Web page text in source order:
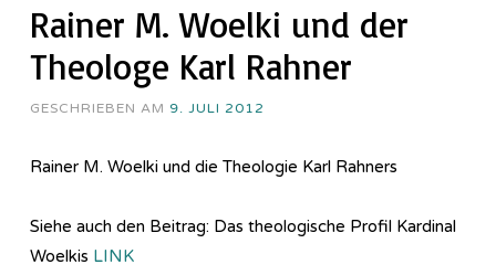
Rainer M. Woelki und der
Theologe Karl Rahner
GESCHRIEBEN AM 9. JULI 2012
Rainer M. Woelki und die Theologie Karl Rahners
Siehe auch den Beitrag: Das theologische Profil Kardinal
Woelkis LINK